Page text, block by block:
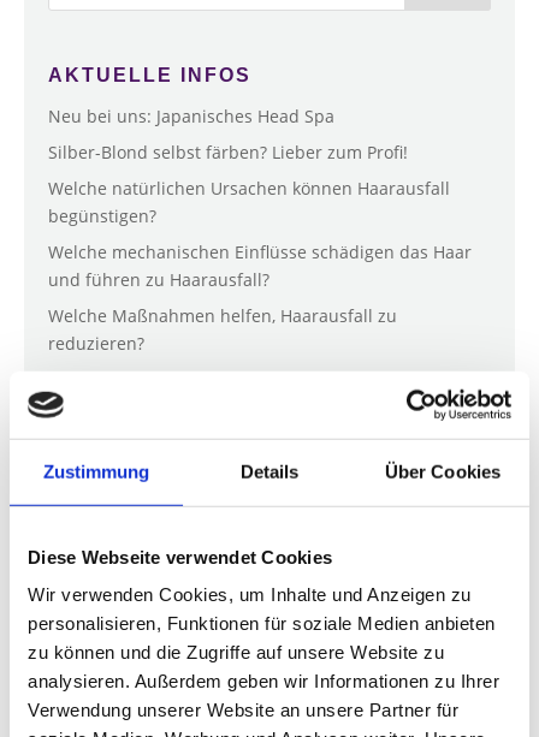
Zustimmung Details Über Cookies
Diese Webseite verwendet Cookies
Wir verwenden Cookies, um Inhalte und Anzeigen zu
personalisieren, Funktionen für soziale Medien anbieten
zu können und die Zugriffe auf unsere Website zu
analysieren. Außerdem geben wir Informationen zu Ihrer
Verwendung unserer Website an unsere Partner für
AKTUELLE INFOS
Neu bei uns: Japanisches Head Spa
Silber-Blond selbst färben? Lieber zum Profi!
Welche natürlichen Ursachen können Haarausfall
begünstigen?
Welche mechanischen Einflüsse schädigen das Haar
und führen zu Haarausfall?
Welche Maßnahmen helfen, Haarausfall zu
reduzieren?
Bessere Schlafqualität Blondierung
Chemische Einflüsse
Coloration
Färbung Gesünderes Haarwachstum
Haarverdichtung
Haarverlängerung Hitzeschäden
KM Tresen Medikamente Pflegeplan
Stress
Stressabbau & Entspannung
Verbesserte Gesundheit der Kopfhaut